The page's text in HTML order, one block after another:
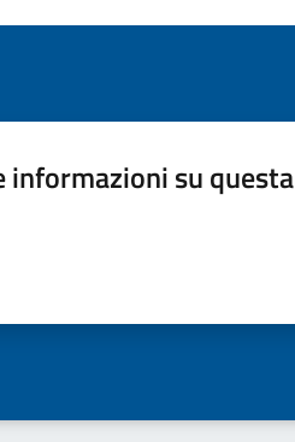
informazioni su questa